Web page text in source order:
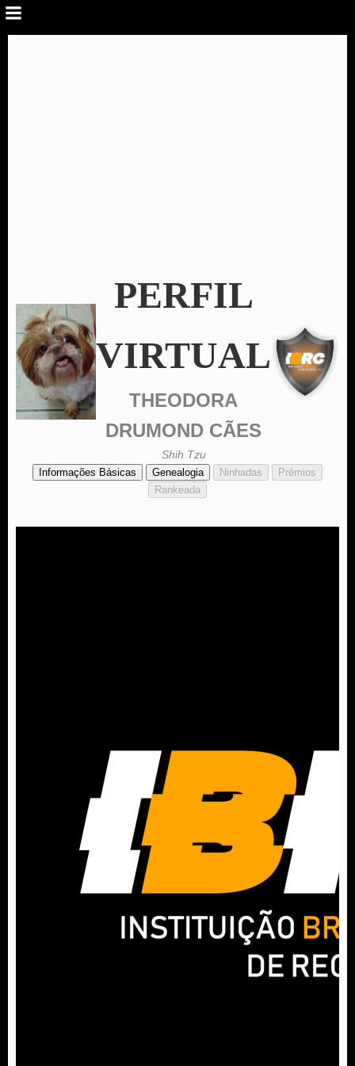
PERFIL
VIRTUAL
THEODORA
DRUMOND CÃES
Shih Tzu
Informações Básicas Genealogia Ninhadas
Prêmios
Rankeada